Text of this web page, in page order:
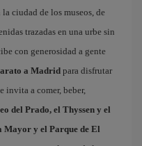
ciudad de los museos, de
trazadas en una urbe sin
con generosidad a gente
a Madrid para disfrutar
invita a comer, beber,
del Prado, el Thyssen y el
Mayor y el Parque de El